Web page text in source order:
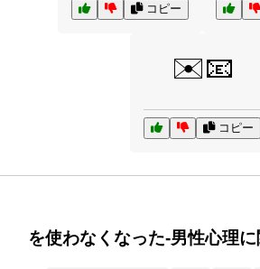
コピー
✉️📧
コピー
を使わなくなった-男性心理